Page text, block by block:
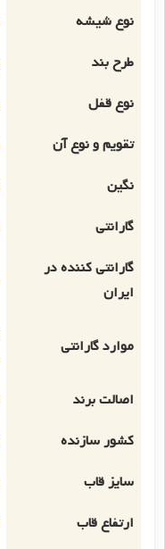
نوع شیشه
طرح بند
نوع قفل
تقویم و نوع آن
نگین
گارانتی
گارانتی کننده در
ایران
موارد گارانتی
اصالت برند
کشور سازنده
سایز قاب
ارتفاع قاب